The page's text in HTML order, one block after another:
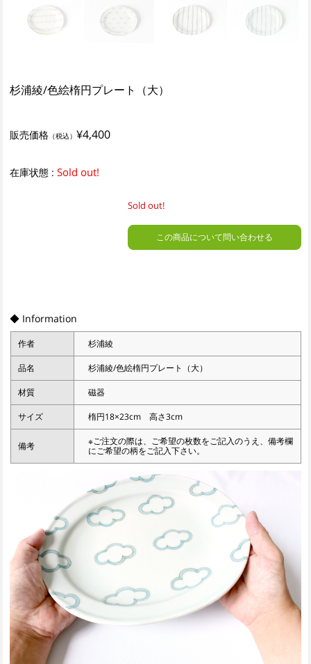
杉浦綾/色絵楕円プレート（大）
販売価格 （税込） ¥4,400
在庫状態 :Sold out!
Sold out!
この商品について問い合わせる
◆ Information
作者 杉浦綾
品名 杉浦綾/色絵楕円プレート（大）
材質 磁器
サイズ 楕円18×23cm 高さ3cm
備考
※ご注文の際は、ご希望の枚数をご記入のうえ、備考欄
にご希望の柄をご記入下さい。